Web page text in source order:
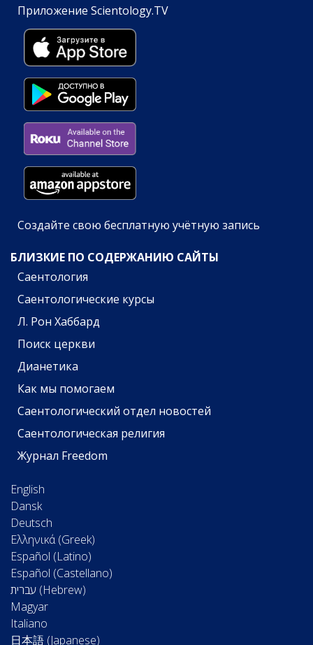
Приложение Scientology.TV
Создайте свою бесплатную учётную запись
БЛИЗКИЕ ПО СОДЕРЖАНИЮ САЙТЫ
Саентология
Саентологические курсы
Л. Рон Хаббард
Поиск церкви
Дианетика
Как мы помогаем
Саентологический отдел новостей
Саентологическая религия
Журнал Freedom
English
Dansk
Deutsch
Ελληνικά (Greek)
Español (Latino)
Español (Castellano)
Magyar
Italiano
日本語 (Japanese)